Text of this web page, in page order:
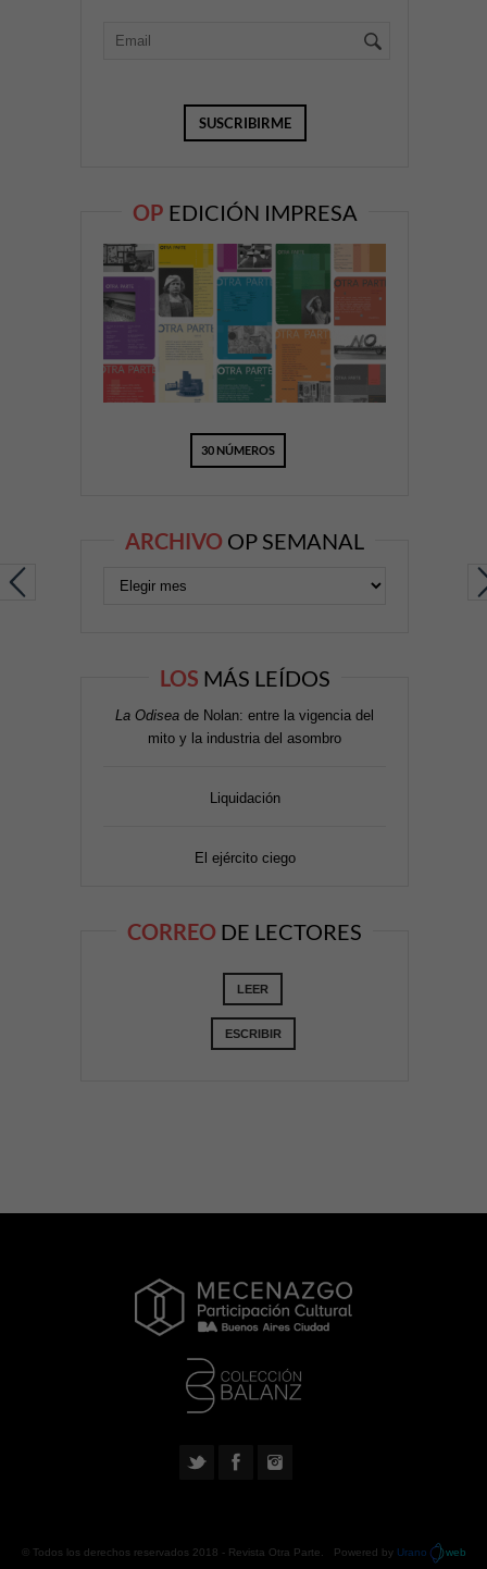
OP EDICIÓN IMPRESA
30 NÚMEROS
ARCHIVO OP SEMANAL
LOS MÁS LEÍDOS
La Odisea de Nolan: entre la vigencia del
mito y la industria del asombro
Liquidación
El ejército ciego
CORREO DE LECTORES
LEER
ESCRIBIR
© Todos los derechos reservados 2018 - Revista Otra Parte . Powered by Urano web